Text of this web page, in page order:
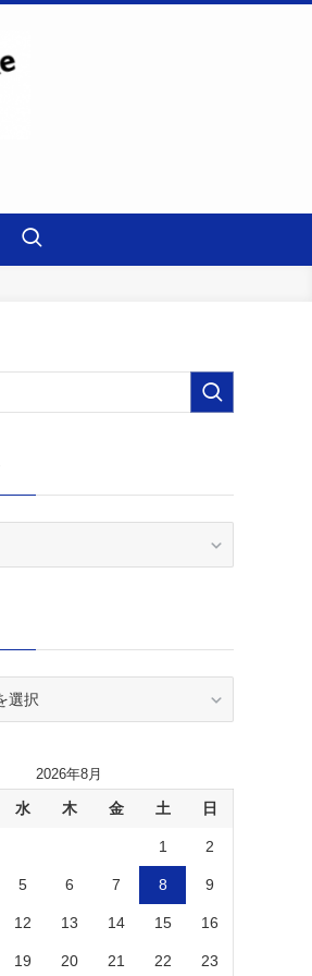
2026年8月
水 木 金 土 日
1 2
5 6 7 8 9
12 13 14 15 16
19 20 21 22 23